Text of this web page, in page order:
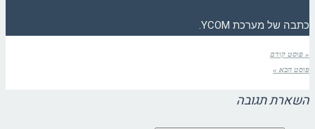
כתבה של מערכת YCOM.
« פוסט קודם
פוסט הבא »
השארת תגובה